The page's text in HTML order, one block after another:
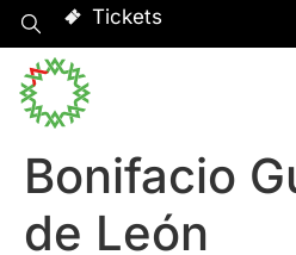
Tickets
Bonifacio
de León